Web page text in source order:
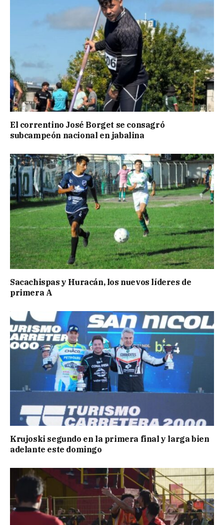
El correntino José Borget se consagró
subcampeón nacional en jabalina
Sacachispas y Huracán, los nuevos líderes de
primera A
Krujoski segundo en la primera final y larga bien
adelante este domingo